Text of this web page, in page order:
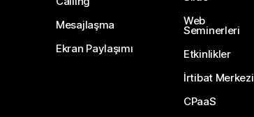
Mesajlaşma
Ekran Paylaşımı
Web
Seminerleri
Etkinlikler
İrtibat Merkezi
CPaaS